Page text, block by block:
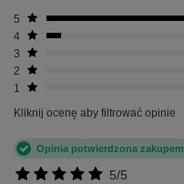
5
4
3
2
1
Kliknij ocenę aby filtrować opinie
5/5
Opinia potwierdzona zakupem